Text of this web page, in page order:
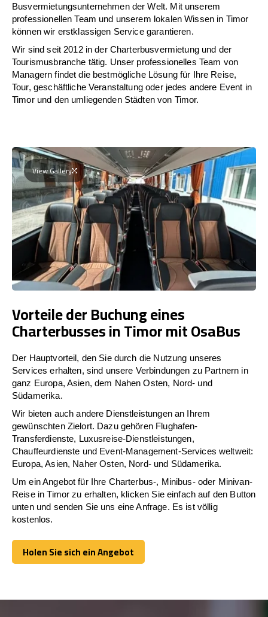
Busvermietungsunternehmen der Welt. Mit unserem
professionellen Team und unserem lokalen Wissen in Timor
können wir erstklassigen Service garantieren.
Wir sind seit 2012 in der Charterbusvermietung und der
Tourismusbranche tätig. Unser professionelles Team von
Managern findet die bestmögliche Lösung für Ihre Reise,
Tour, geschäftliche Veranstaltung oder jedes andere Event in
Timor und den umliegenden Städten von Timor.
View Gallery
Vorteile der Buchung eines
Charterbusses in Timor mit OsaBus
Der Hauptvorteil, den Sie durch die Nutzung unseres
Services erhalten, sind unsere Verbindungen zu Partnern in
ganz Europa, Asien, dem Nahen Osten, Nord- und
Südamerika.
Wir bieten auch andere Dienstleistungen an Ihrem
gewünschten Zielort. Dazu gehören Flughafen-
Transferdienste, Luxusreise-Dienstleistungen,
Chauffeurdienste und Event-Management-Services weltweit:
Europa, Asien, Naher Osten, Nord- und Südamerika.
Um ein Angebot für Ihre Charterbus-, Minibus- oder Minivan-
Reise in Timor zu erhalten, klicken Sie einfach auf den Button
unten und senden Sie uns eine Anfrage. Es ist völlig
kostenlos.
Holen Sie sich ein Angebot
Holen Sie sich ein Angebot